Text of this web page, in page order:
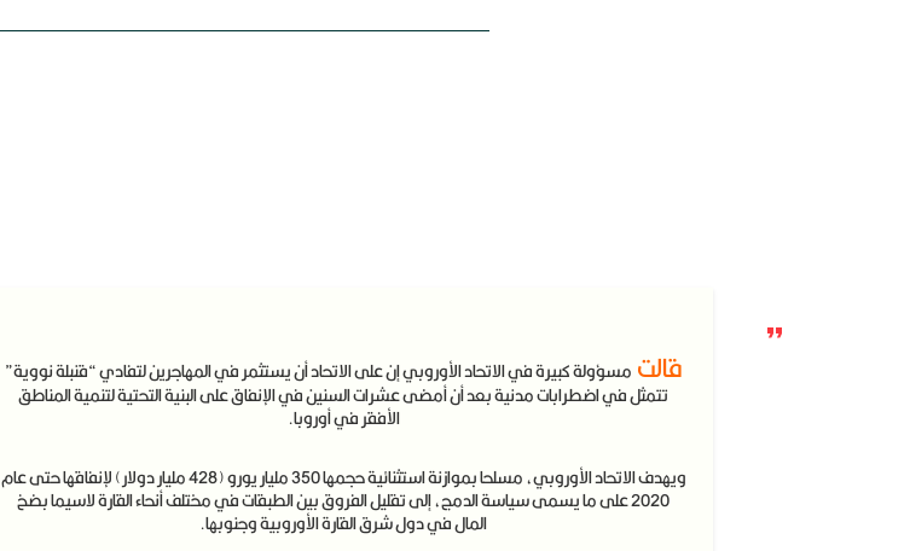
قالت مسؤولة كبيرة في الاتحاد الأوروبي إن على الاتحاد أن يستثمر في المهاجرين لتفادي “قنبلة نووية”
تتمثل في اضطرابات مدنية بعد أن أمضى عشرات السنين في الإنفاق على البنية التحتية لتنمية المناطق
الأفقر في أوروبا.
ويهدف الاتحاد الأوروبي، مسلحا بموازنة استثنائية حجمها 350 مليار يورو (428 مليار دولار) لإنفاقها حتى عام
2020 على ما يسمى سياسة الدمج، إلى تقليل الفروق بين الطبقات في مختلف أنحاء القارة لاسيما بضخ
المال في دول شرق القارة الأوروبية وجنوبها.